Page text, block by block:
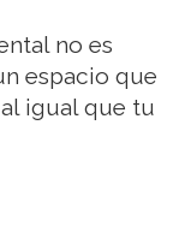
no es
espacio que
igual que tu